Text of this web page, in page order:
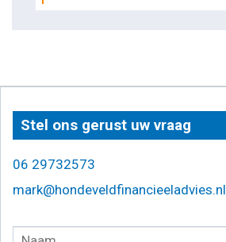
Stel ons gerust uw vraag
06 29732573
mark@hondeveldfinancieeladvies.nl